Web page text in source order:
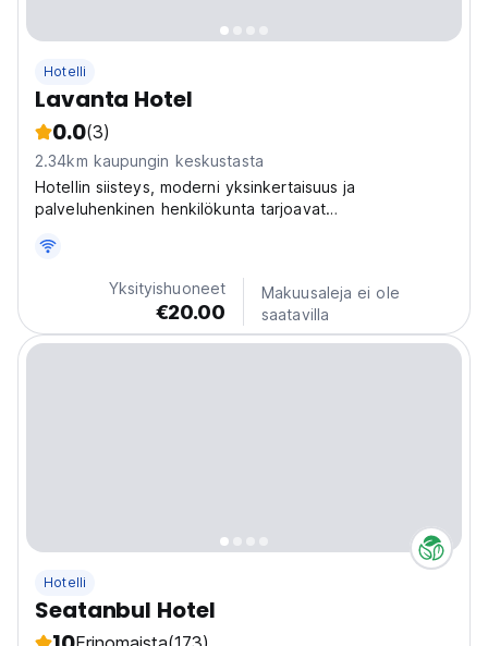
Hotelli
Lavanta Hotel
0.0(3)
2.34km kaupungin keskustasta
Hotellin siisteys, moderni yksinkertaisuus ja
palveluhenkinen henkilökunta tarjoavat
kaupungissa vietetyn päivän jälkeen.
Yksityishuoneet
€20.00
Makuusaleja ei ole
saatavilla
Hotelli
Seatanbul Hotel